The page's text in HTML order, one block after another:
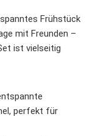
Frühstück
mit Freunden –
ist vielseitig
perfekt für